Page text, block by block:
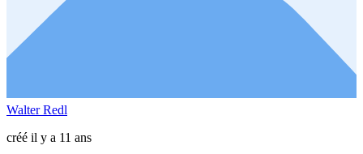
Walter Redl
créé il y a 11 ans